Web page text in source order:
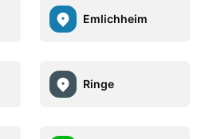
Emlichheim
Ringe